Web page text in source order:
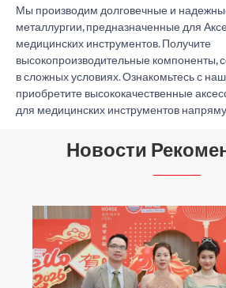
Мы производим долговечные и
металлургии, предназначенные для
медицинских инструментов. Получите
высокопроизводительные компоненты,
в сложных условиях. Ознакомьтесь с
приобретите высококачественные
для медицинских инструментов
Новости
Запасные пластины для
мясорубки